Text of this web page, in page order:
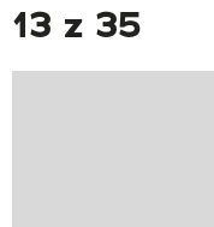
13 z 35